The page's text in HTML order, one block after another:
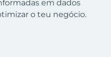
em dados
o teu negócio.